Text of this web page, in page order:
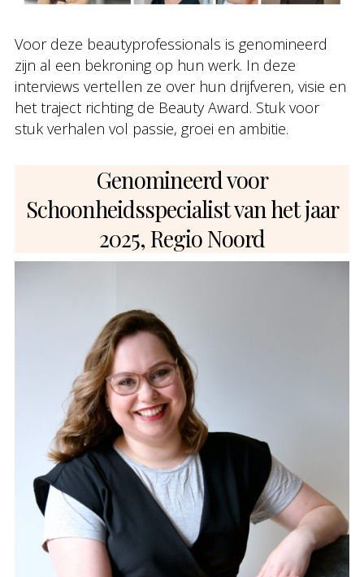
Voor deze beautyprofessionals is genomineerd
zijn al een bekroning op hun werk. In deze
interviews vertellen ze over hun drijfveren, visie en
het traject richting de Beauty Award. Stuk voor
stuk verhalen vol passie, groei en ambitie.
Genomineerd voor
Schoonheidsspecialist van het jaar
2025, Regio Noord